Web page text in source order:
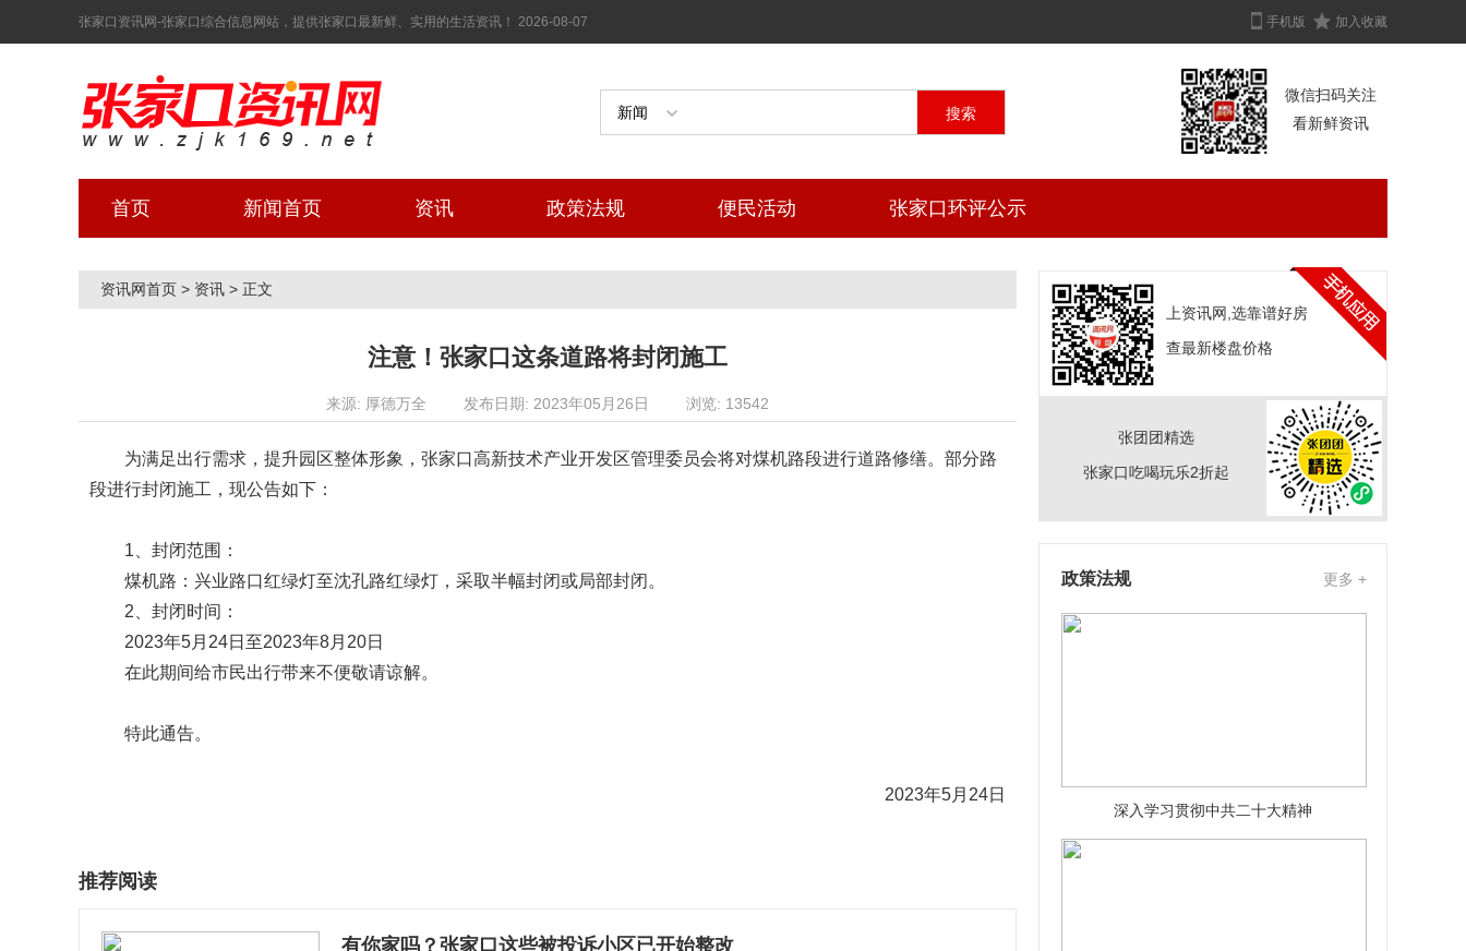
张家口资讯网-张家口综合信息网站，提供张家口最新鲜、实用的生活资讯！ 2026-08-07 手机版 加入收藏
搜索
微信扫码关注
看新鲜资讯
首页 新闻首页 资讯 政策法规 便民活动 张家口环评公示
资讯网首页 > 资讯 > 正文
注意！张家口这条道路将封闭施工
来源: 厚德万全 发布日期: 2023年05月26日 浏览: 13542
为满足出行需求，提升园区整体形象，张家口高新技术产业开发区管理委员会将对煤机路段进行道路修缮。部分路
段进行封闭施工，现公告如下：
1、封闭范围：
煤机路：兴业路口红绿灯至沈孔路红绿灯，采取半幅封闭或局部封闭。
2、封闭时间：
2023年5月24日至2023年8月20日
在此期间给市民出行带来不便敬请谅解。
特此通告。
2023年5月24日
推荐阅读
有你家吗？张家口这些被投诉小区已开始整改
上资讯网,选靠谱好房
查最新楼盘价格
张团团精选
张家口吃喝玩乐2折起
政策法规 更多 +
深入学习贯彻中共二十大精神